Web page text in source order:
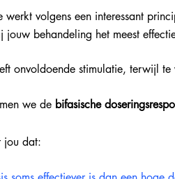
werkt volgens een interessant
behandeling het meest
onvoldoende stimulatie, terwijl
we de bifasische
jou dat: